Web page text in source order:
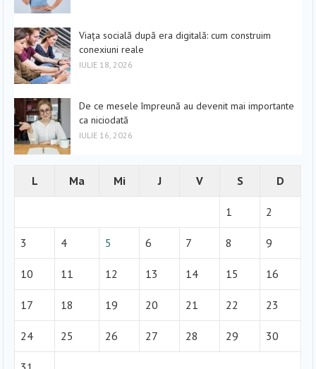
Viața socială după era digitală: cum construim
conexiuni reale
IULIE 18, 2026
De ce mesele împreună au devenit mai importante
ca niciodată
IULIE 16, 2026
L Ma Mi J V S D
1 2
3 4 5 6 7 8 9
10 11 12 13 14 15 16
17 18 19 20 21 22 23
24 25 26 27 28 29 30